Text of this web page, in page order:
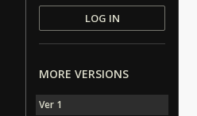
LOG IN
MORE VERSIONS
Ver 1